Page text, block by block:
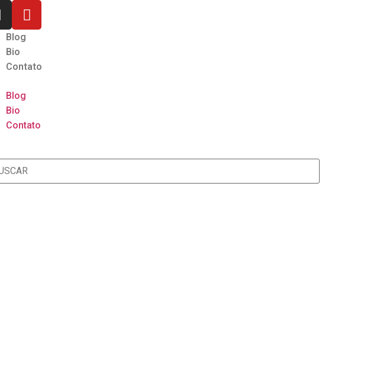
Blog
Bio
Contato
Blog
Bio
Contato